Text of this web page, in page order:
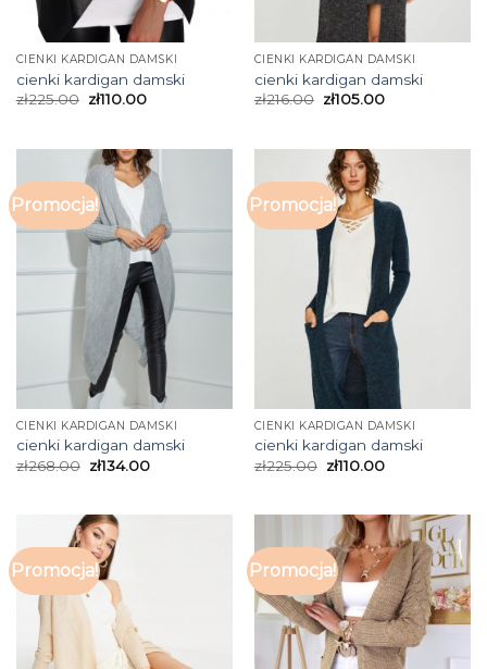
CIENKI KARDIGAN DAMSKI
cienki kardigan damski
zł225.00 zł110.00
CIENKI KARDIGAN DAMSKI
cienki kardigan damski
zł216.00 zł105.00
Promocja!
CIENKI KARDIGAN DAMSKI
cienki kardigan damski
zł268.00 zł134.00
Promocja!
CIENKI KARDIGAN DAMSKI
cienki kardigan damski
zł225.00 zł110.00
Promocja! Promocja!